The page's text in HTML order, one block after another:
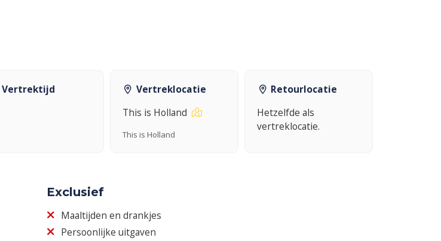
Vertrektijd
Vertreklocatie
This is Holland
This is Holland
Retourlocatie
Hetzelfde als
vertreklocatie.
Exclusief
Maaltijden en drankjes
Persoonlijke uitgaven